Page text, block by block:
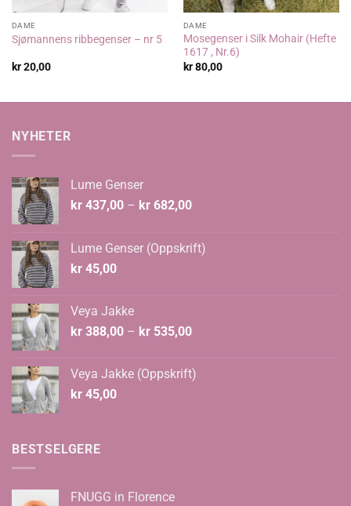
DAME
Sjømannens ribbegenser – nr 5
kr20,00
DAME
Mosegenser i Silk Mohair (Hefte
1617 , Nr.6)
kr80,00
NYHETER
Lume Genser
kr 437,00 – kr 682,00Prisområde:
kr 682,00
Lume Genser (Oppskrift)
kr 45,00
Veya Jakke
kr 388,00 – kr 535,00Prisområde:
kr 535,00
Veya Jakke (Oppskrift)
kr 45,00
BESTSELGERE
FNUGG in Florence